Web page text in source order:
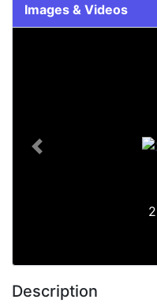
Images & Videos
Previous
Description